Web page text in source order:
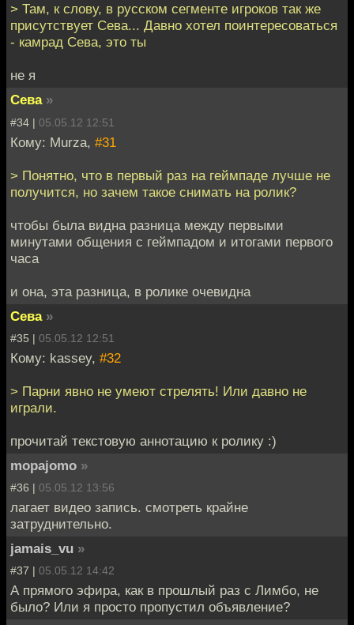
> Там, к слову, в русском сегменте игроков так же
присутствует Сева... Давно хотел поинтересоваться
- камрад Сева, это ты
не я
Сева »
#34 | 05.05.12 12:51
Кому: Murza, #31
> Понятно, что в первый раз на геймпаде лучше не
получится, но зачем такое снимать на ролик?
чтобы была видна разница между первыми
минутами общения с геймпадом и итогами первого
часа
и она, эта разница, в ролике очевидна
Сева »
#35 | 05.05.12 12:51
Кому: kassey, #32
> Парни явно не умеют стрелять! Или давно не
играли.
прочитай текстовую аннотацию к ролику :)
mopajomo »
#36 | 05.05.12 13:56
лагает видео запись. смотреть крайне
затруднительно.
jamais_vu »
#37 | 05.05.12 14:42
А прямого эфира, как в прошлый раз с Лимбо, не
было? Или я просто пропустил объявление?